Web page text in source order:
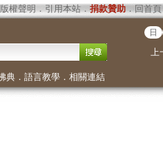
版權聲明 ． 引用本站． 捐款贊助．回首頁
日
上
典． 語言教學． 相關連結